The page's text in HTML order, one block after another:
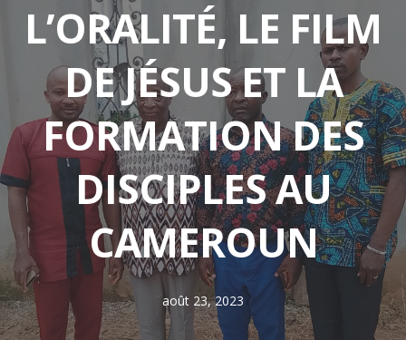
L’ORALITÉ, LE FILM
DE JÉSUS ET LA
FORMATION DES
DISCIPLES AU
CAMEROUN
août 23, 2023